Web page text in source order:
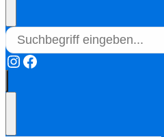
Instagram
Facebook